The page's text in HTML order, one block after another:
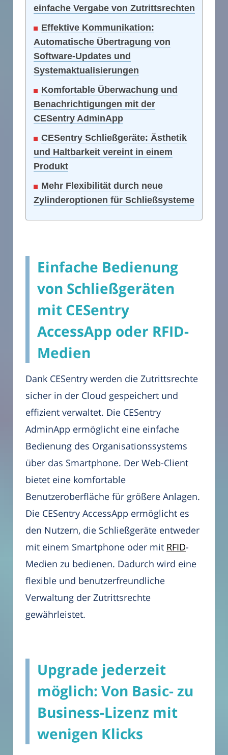
einfache Vergabe von Zutrittsrechten
Effektive Kommunikation:
Automatische Übertragung von
Software-Updates und
Systemaktualisierungen
Komfortable Überwachung und
Benachrichtigungen mit der
CESentry AdminApp
CESentry Schließgeräte: Ästhetik
und Haltbarkeit vereint in einem
Produkt
Mehr Flexibilität durch neue
Zylinderoptionen für Schließsysteme
Einfache Bedienung
von Schließgeräten
mit CESentry
AccessApp oder RFID-
Medien
Dank CESentry werden die Zutrittsrechte
sicher in der Cloud gespeichert und
effizient verwaltet. Die CESentry
AdminApp ermöglicht eine einfache
Bedienung des Organisationssystems
über das Smartphone. Der Web-Client
bietet eine komfortable
Benutzeroberfläche für größere Anlagen.
Die CESentry AccessApp ermöglicht es
den Nutzern, die Schließgeräte entweder
mit einem Smartphone oder mit RFID-
Medien zu bedienen. Dadurch wird eine
flexible und benutzerfreundliche
Verwaltung der Zutrittsrechte
gewährleistet.
Upgrade jederzeit
möglich: Von Basic- zu
Business-Lizenz mit
wenigen Klicks